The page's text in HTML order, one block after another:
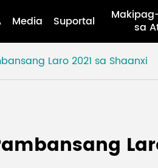
Media Suportal
sa
Laro 2021 sa Shaanxi